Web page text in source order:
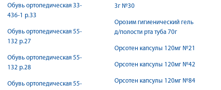
Обувь ортопедическая 33-
436-1 р.33
Обувь ортопедическая 55-
132 р.27
Обувь ортопедическая 55-
132 р.28
Обувь ортопедическая 55-
3г №30
Орозим гигиенический гель
д/полости рта туба 70г
Орсотен капсулы 120мг №21
Орсотен капсулы 120мг №42
Орсотен капсулы 120мг №84